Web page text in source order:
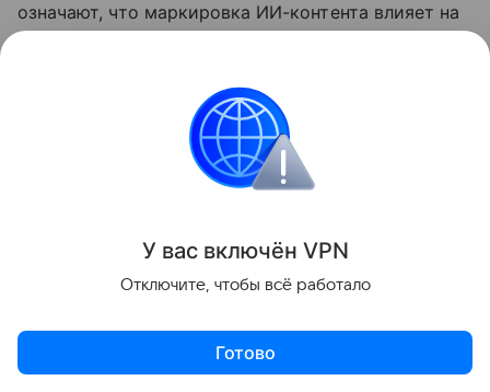
означают, что маркировка ИИ-контента влияет на
➤ Подписывайтесь на телеграм-канал «РБК
Трендов» — будьте в курсе последних тенденций в
науке, бизнесе, обществе и технологиях.
Поделиться
У вас включён VPN
Отключите, чтобы всё работало
Готово